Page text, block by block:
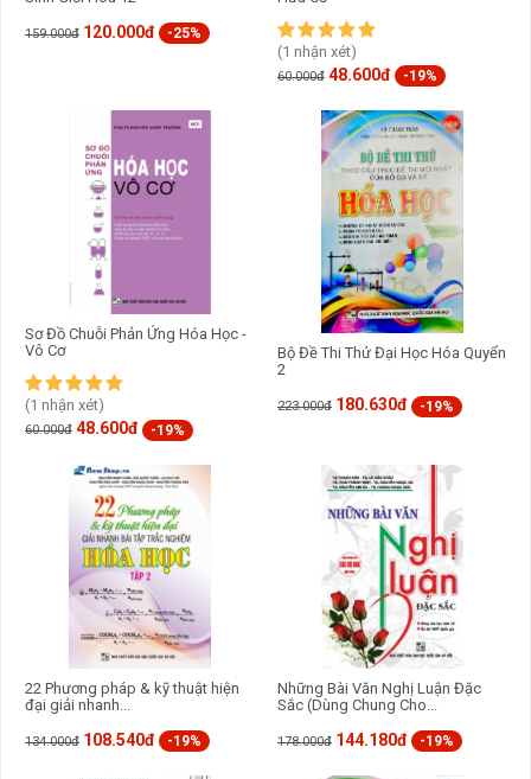
159.000đ 120.000đ -25%
(1 nhận xét)
60.000đ 48.600đ -19%
Sơ Đồ Chuỗi Phản Ứng Hóa Học -
Vô Cơ
(1 nhận xét)
60.000đ 48.600đ -19%
Bộ Đề Thi Thử Đại Học Hóa Quyển
2
223.000đ 180.630đ -19%
22 Phương pháp & kỹ thuật hiện
đại giải nhanh...
134.000đ 108.540đ -19%
Những Bài Văn Nghị Luận Đặc
Sắc (Dùng Chung Cho...
178.000đ 144.180đ -19%